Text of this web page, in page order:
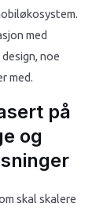
med
noe
med.
på
og
skal skalere